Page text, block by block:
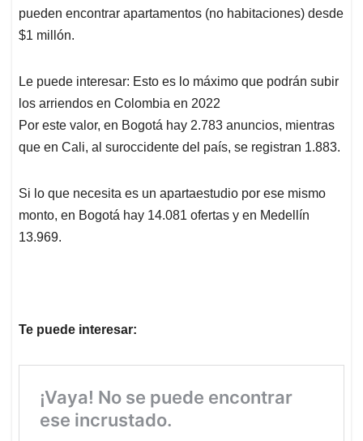
pueden encontrar apartamentos (no habitaciones) desde
$1 millón.
Le puede interesar: Esto es lo máximo que podrán subir
los arriendos en Colombia en 2022
Por este valor, en Bogotá hay 2.783 anuncios, mientras
que en Cali, al suroccidente del país, se registran 1.883.
Si lo que necesita es un apartaestudio por ese mismo
monto, en Bogotá hay 14.081 ofertas y en Medellín
13.969.
Te puede interesar: